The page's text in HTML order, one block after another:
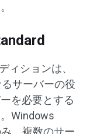
ィションは、
サーバーの役
を必要とする
Windows
、複数のサー